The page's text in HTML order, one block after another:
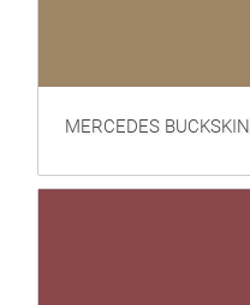
MERCEDES BUCKSKIN